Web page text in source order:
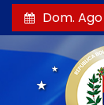
a
l
Dom.